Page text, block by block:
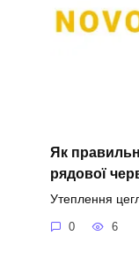
Як
рядової
Утеплення
0 6